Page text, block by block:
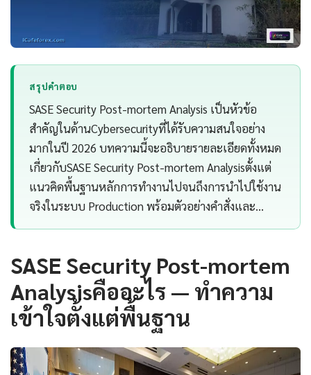
สรุปคำตอบ
SASE Security Post-mortem Analysis เป็นหัวข้อ
สำคัญในด้านCybersecurityที่ได้รับความสนใจอย่าง
มากในปี 2026 บทความนี้จะอธิบายรายละเอียดทั้งหมด
เกี่ยวกับSASE Security Post-mortem Analysisตั้งแต่
แนวคิดพื้นฐานหลักการทำงานไปจนถึงการนำไปใช้งาน
จริงในระบบ Production พร้อมตัวอย่างคำสั่งและ…
SASE Security Post-mortem
Analysisคืออะไร — ทำความ
เข้าใจตั้งแต่พื้นฐาน